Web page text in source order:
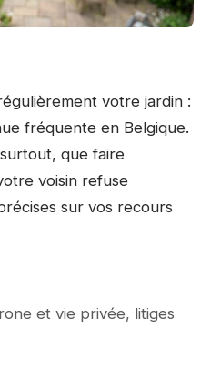
votre jardin :
fréquente en Belgique.
que faire
voisin refuse
sur vos recours
et vie privée, litiges